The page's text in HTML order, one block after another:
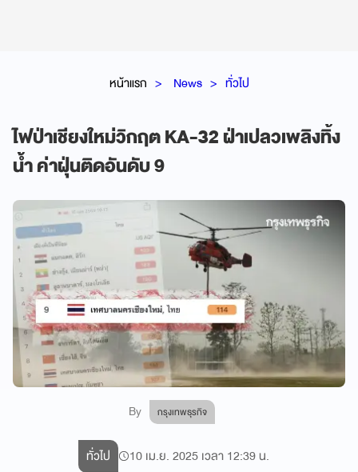
หน้าแรก News ทั่วไป
ไฟป่าเชียงใหม่วิกฤต KA-32 ฝ่าเปลวเพลิงทิ้ง
น้ำ ค่าฝุ่นติดอันดับ 9
By กรุงเทพธุรกิจ
ทั่วไป 10 เม.ย. 2025 เวลา 12:39 น.